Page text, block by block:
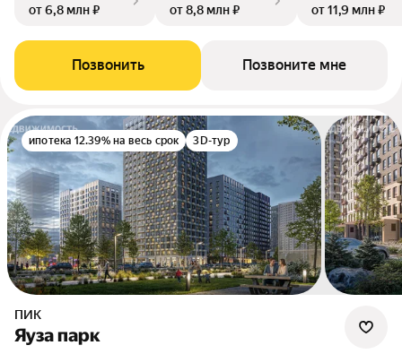
от 6,8 млн ₽
от 8,8 млн ₽
от 11,9 млн ₽
Позвонить Позвоните мне
ипотека 12.39% на весь срок 3D-тур
ПИК
Яуза парк